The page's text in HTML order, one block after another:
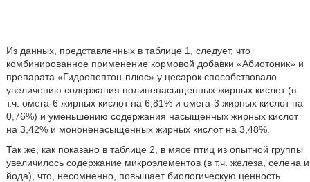
Из данных, представленных в таблице 1, следует, что
комбинированное применение кормовой добавки «Абиотоник» и
препарата «Гидропептон-плюс» у цесарок способствовало
увеличению содержания полиненасыщенных жирных кислот (в
т.ч. омега-6 жирных кислот на 6,81% и омега-3 жирных кислот на
0,76%) и уменьшению содержания насыщенных жирных кислот
на 3,42% и мононенасыщенных жирных кислот на 3,48%.
Так же, как показано в таблице 2, в мясе птиц из опытной группы
увеличилось содержание микроэлементов (в т.ч. железа, селена и
йода), что, несомненно, повышает биологическую ценность